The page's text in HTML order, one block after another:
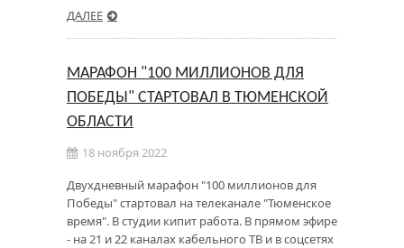
ДАЛЕЕ
МАРАФОН "100 МИЛЛИОНОВ ДЛЯ
ПОБЕДЫ" СТАРТОВАЛ В ТЮМЕНСКОЙ
ОБЛАСТИ
18 ноября 2022
Двухдневный марафон "100 миллионов для
Победы" стартовал на телеканале "Тюменское
время". В студии кипит работа. В прямом эфире
- на 21 и 22 каналах кабельного ТВ и в соцсетях